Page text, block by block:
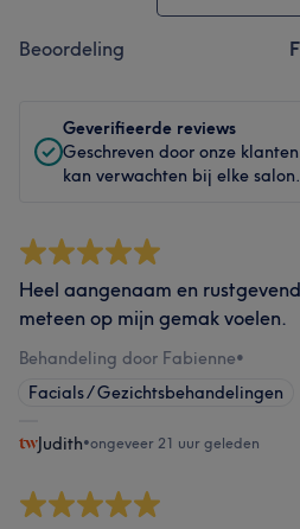
Beoordeling
Geverifieerde reviews
Geschreven door onze
kan verwachten bij elke salon.
Heel aangenaam en
meteen op mijn gemak voelen.
Behandeling door Fabienne•
Facials / Gezichtsbehandelingen
Judith•ongeveer 21 uur geleden